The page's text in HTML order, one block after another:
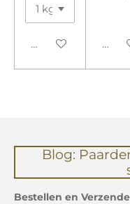
In winkelwagenIn
Blog:
Bestellen en